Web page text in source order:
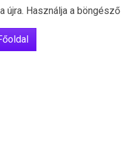
újra. Használja a böngésző